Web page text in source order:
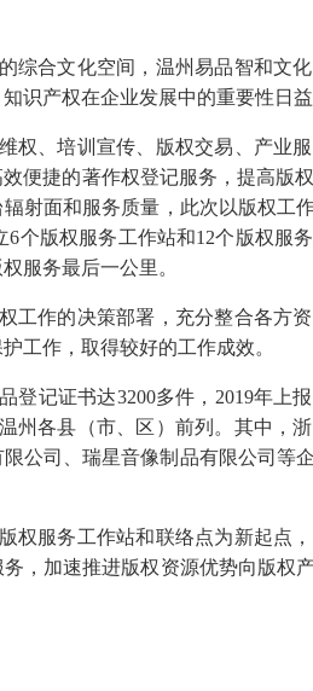
综合文化空间，温州易品智和文
识产权在企业发展中的重要性日益
权、培训宣传、版权交易、产业
便捷的著作权登记服务，提高版
射面和服务质量，此次以版权工
个版权服务工作站和12个版权服
服务最后一公里。
工作的决策部署，充分整合各方
工作，取得较好的工作成效。
记证书达3200多件，2019年上
州各县（市、区）前列。其中，
公司、瑞星音像制品有限公司等
权服务工作站和联络点为新起点
，加速推进版权资源优势向版权